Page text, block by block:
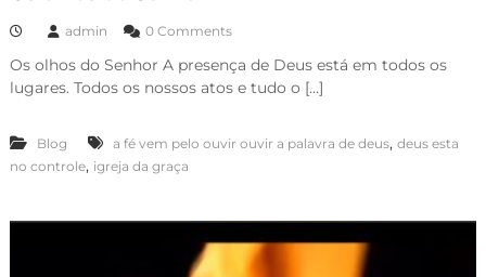
admin 0 Comments
Os olhos do Senhor A presença de Deus está em todos os
lugares. Todos os nossos atos e tudo o […]
Blog a fé vem pelo ouvir ouvir a palavra de deus, deus esta
no controle, igreja da graça